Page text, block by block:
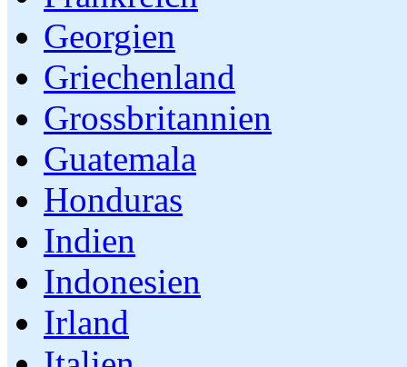
Georgien
Griechenland
Grossbritannien
Guatemala
Honduras
Indien
Indonesien
Irland